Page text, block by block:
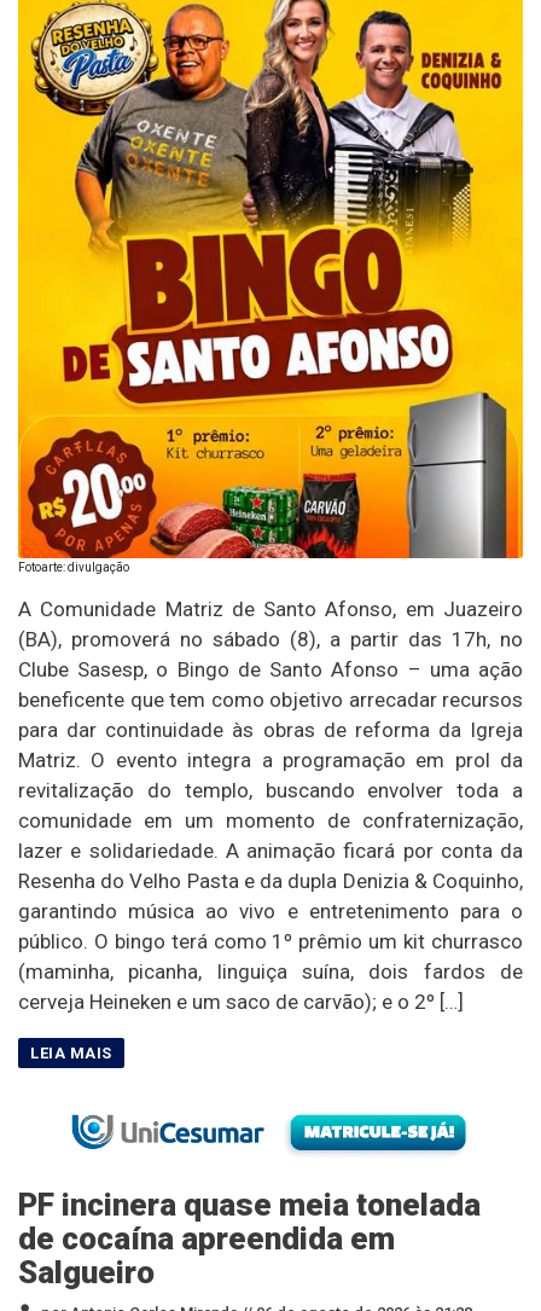
Fotoarte: divulgação
A Comunidade Matriz de Santo Afonso, em Juazeiro
(BA), promoverá no sábado (8), a partir das 17h, no
Clube Sasesp, o Bingo de Santo Afonso – uma ação
beneficente que tem como objetivo arrecadar recursos
para dar continuidade às obras de reforma da Igreja
Matriz. O evento integra a programação em prol da
revitalização do templo, buscando envolver toda a
comunidade em um momento de confraternização,
lazer e solidariedade. A animação ficará por conta da
Resenha do Velho Pasta e da dupla Denizia & Coquinho,
garantindo música ao vivo e entretenimento para o
público. O bingo terá como 1º prêmio um kit churrasco
(maminha, picanha, linguiça suína, dois fardos de
cerveja Heineken e um saco de carvão); e o 2º […]
PF incinera quase meia tonelada
de cocaína apreendida em
Salgueiro